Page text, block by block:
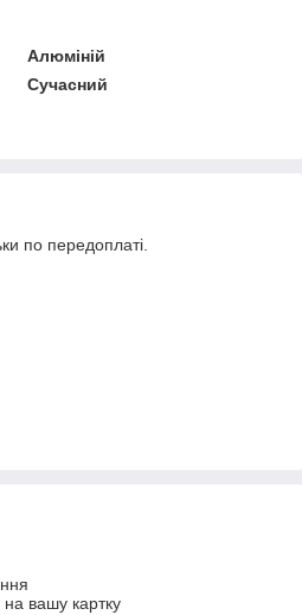
Алюміній
Сучасний
по передоплаті.
вашу картку